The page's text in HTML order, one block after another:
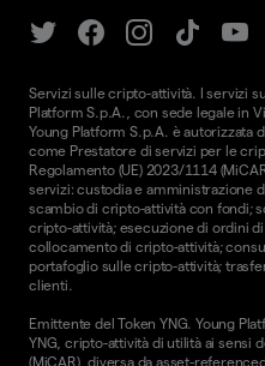
Servizi sulle cripto-attività. I servizi
Platform S.p.A., con sede legale in
Young Platform S.p.A. è autorizzata
come Prestatore di servizi per le
Regolamento (UE) 2023/1114
servizi: custodia e amministrazione
scambio di cripto-attività con fondi;
cripto-attività; esecuzione di ordini
collocamento di cripto-attività;
portafoglio sulle cripto-attività;
clienti.
Emittente del Token YNG. Young
YNG, cripto-attività di utilità ai sensi
(MiCAR), diversa da asset-